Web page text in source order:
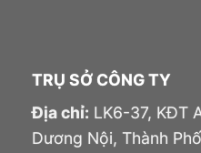
TRỤ SỞ CÔNG TY
Địa chỉ: LK6-37, KĐT
Dương Nội, Thành